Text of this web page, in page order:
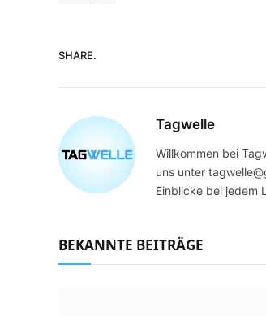
SHARE.
Tagwelle
Willkommen bei
uns unter
Einblicke bei jedem
BEKANNTE BEITRÄGE